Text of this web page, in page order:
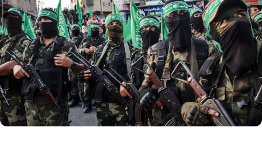
Hamas, ABD Başkanı Joe Biden’ın
duyurduğu ateşkes teklifini olumlu
bulduklarını açıkladı.